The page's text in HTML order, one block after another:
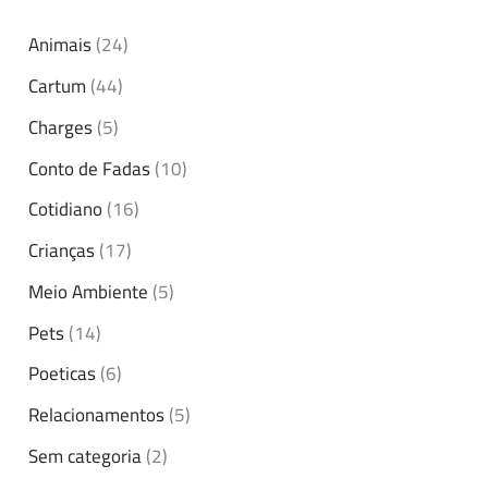
Animais(24)
Cartum(44)
Charges(5)
Conto de Fadas(10)
Cotidiano(16)
Crianças(17)
Meio Ambiente(5)
Pets(14)
Poeticas(6)
Relacionamentos(5)
Sem categoria(2)